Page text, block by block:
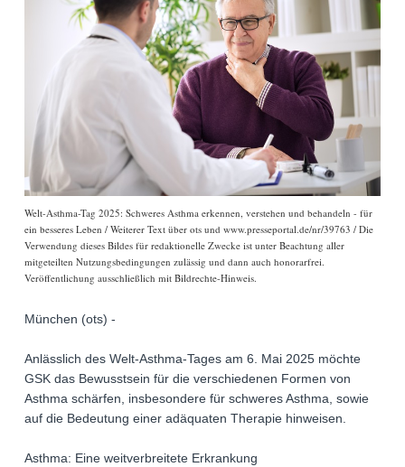
Welt-Asthma-Tag 2025: Schweres Asthma erkennen, verstehen und behandeln - für
ein besseres Leben / Weiterer Text über ots und www.presseportal.de/nr/39763 / Die
Verwendung dieses Bildes für redaktionelle Zwecke ist unter Beachtung aller
mitgeteilten Nutzungsbedingungen zulässig und dann auch honorarfrei.
Veröffentlichung ausschließlich mit Bildrechte-Hinweis.
München (ots) -
Anlässlich des Welt-Asthma-Tages am 6. Mai 2025 möchte
GSK das Bewusstsein für die verschiedenen Formen von
Asthma schärfen, insbesondere für schweres Asthma, sowie
auf die Bedeutung einer adäquaten Therapie hinweisen.
Asthma: Eine weitverbreitete Erkrankung